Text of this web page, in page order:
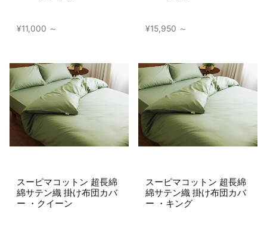
¥11,000 ¥15,950
スーピマコットン 超長綿
綿サテン織 掛け布団カバ
ー ・クイーン
スーピマコットン 超長綿
綿サテン織 掛け布団カバ
ー ・キング